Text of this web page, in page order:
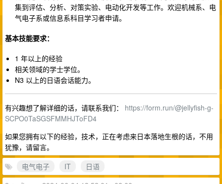
集到评估、分析、对策实验、电动化开发等工作。欢迎机械系、电
气电子系或信息系科目学习者申请。
基本技能要求：
1 年以上的经验
相关领域的学士学位。
N3 以上的日语会话能力。
有兴趣想了解详细的话，请联系我们： https://form.run/@jellyfish-g-
SCPO0TaSGSFMMHJToFD4
如果您拥有以下的经验，技术，正在考虑来日本落地生根的话，不用
犹豫，请留言。
电气电子
IT
日语